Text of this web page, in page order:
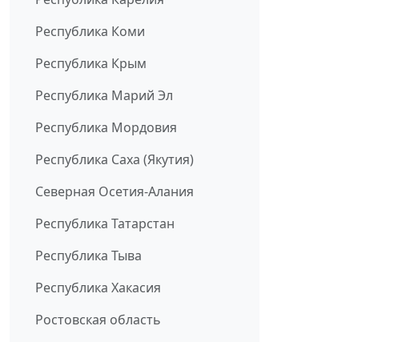
Республика Коми
Республика Крым
Республика Марий Эл
Республика Мордовия
Республика Саха (Якутия)
Северная Осетия-Алания
Республика Татарстан
Республика Тыва
Республика Хакасия
Ростовская область